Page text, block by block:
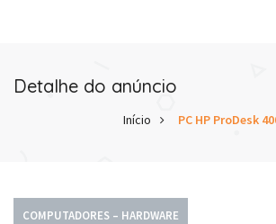
Detalhe do anúncio
Início PC HP ProDesk
COMPUTADORES – HARDWARE